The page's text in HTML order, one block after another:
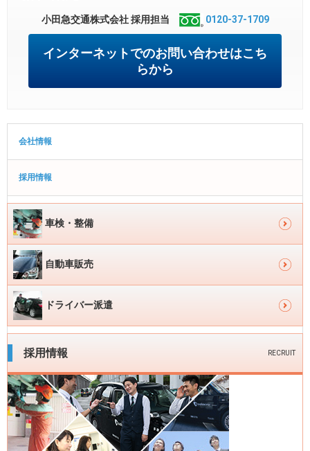
小田急交通株式会社 採用担当 0120-37-1709
インターネットでのお問い合わせはこち
らから
層
ナ
ビ
ゲ
ー
シ
ョ
ン
会社情報
採用情報
サ
イ
ド
メ
イ
ン
ビ
ゲ
ー
シ
車検・整備
自動車販売
ドライバー派遣
採用情報 RECRUIT